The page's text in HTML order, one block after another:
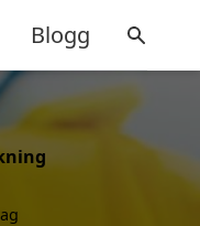
Blogg